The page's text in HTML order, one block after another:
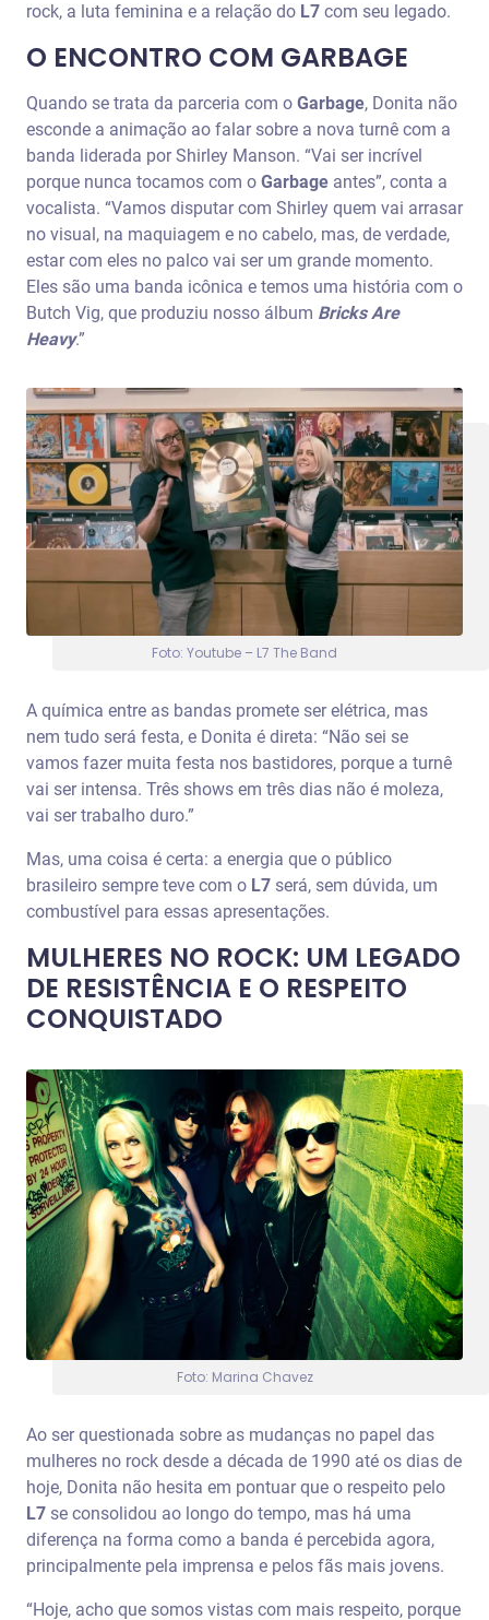
rock, a luta feminina e a relação do L7 com seu legado.
O ENCONTRO COM GARBAGE
Quando se trata da parceria com o Garbage, Donita não
esconde a animação ao falar sobre a nova turnê com a
banda liderada por Shirley Manson. “Vai ser incrível
porque nunca tocamos com o Garbage antes”, conta a
vocalista. “Vamos disputar com Shirley quem vai arrasar
no visual, na maquiagem e no cabelo, mas, de verdade,
estar com eles no palco vai ser um grande momento.
Eles são uma banda icônica e temos uma história com o
Butch Vig, que produziu nosso álbum Bricks Are
Heavy.”
Foto: Youtube – L7 The Band
A química entre as bandas promete ser elétrica, mas
nem tudo será festa, e Donita é direta: “Não sei se
vamos fazer muita festa nos bastidores, porque a turnê
vai ser intensa. Três shows em três dias não é moleza,
vai ser trabalho duro.”
Mas, uma coisa é certa: a energia que o público
brasileiro sempre teve com o L7 será, sem dúvida, um
combustível para essas apresentações.
MULHERES NO ROCK: UM LEGADO
DE RESISTÊNCIA E O RESPEITO
CONQUISTADO
Foto: Marina Chavez
Ao ser questionada sobre as mudanças no papel das
mulheres no rock desde a década de 1990 até os dias de
hoje, Donita não hesita em pontuar que o respeito pelo
L7 se consolidou ao longo do tempo, mas há uma
diferença na forma como a banda é percebida agora,
principalmente pela imprensa e pelos fãs mais jovens.
“Hoje, acho que somos vistas com mais respeito, porque